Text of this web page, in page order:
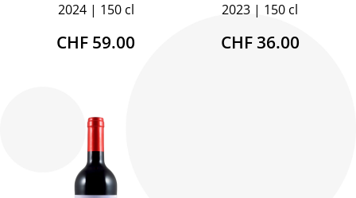
2024
150 cl
CHF 59.00
2023
150 cl
CHF 36.00